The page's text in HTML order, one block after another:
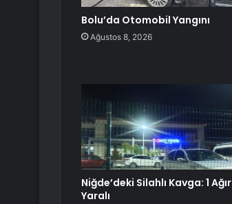
Bolu’da Otomobil Yangını
Ağustos 8, 2026
Niğde’deki Silahlı Kavga: 1 Ağır
Yaralı